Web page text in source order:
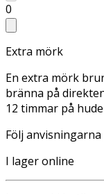
0
Extra mörk
En extra mörk
bränna på
12 timmar på
Följ
I lager online